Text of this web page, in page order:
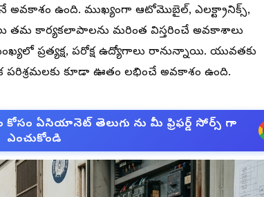
అవకాశం ఉంది. ముఖ్యంగా ఆటోమొబైల్, ఎలక్ట్రానిక్స్,
తమ కార్యకలాపాలను మరింత విస్తరించే అవకాశాలు
ప్రత్యక్ష, పరోక్ష ఉద్యోగాలు రానున్నాయి. యువతకు
కూడా ఊతం లభించే అవకాశం ఉంది.
ఏసియానెట్ తెలుగు ను మీ ఫ్రిఫర్డ్ సోర్స్ గా
ఎంచుకోండి